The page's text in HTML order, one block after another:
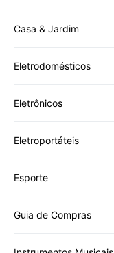
Casa & Jardim
Eletrodomésticos
Eletrônicos
Eletroportáteis
Esporte
Guia de Compras